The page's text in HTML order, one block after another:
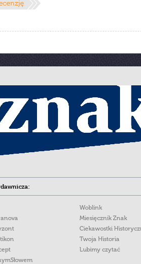
Woblink
Miesięcznik Znak
Ciekawostki
Twoja Historia
Lubimy czytać